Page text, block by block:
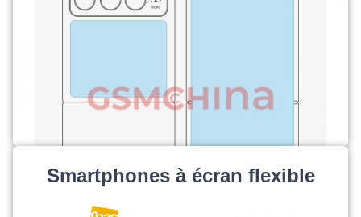
Smartphones à écran flexible